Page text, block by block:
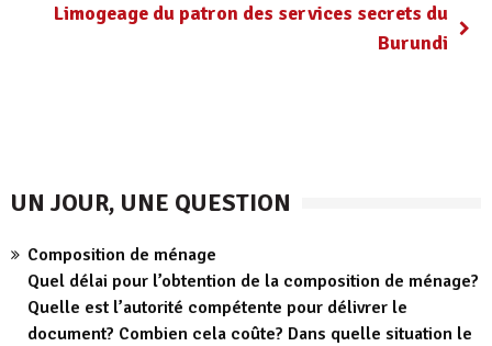
Limogeage du patron des services secrets du
Burundi
UN JOUR, UNE QUESTION
Composition de ménage
Quel délai pour l’obtention de la composition de ménage?
Quelle est l’autorité compétente pour délivrer le
document? Combien cela coûte? Dans quelle situation le